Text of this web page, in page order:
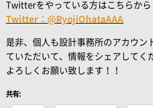
Twitterをやっている方はこちらから
Twitter：@RyojiOhataAAA
是非、個人も設計事務所のアカウン
ていただいて、情報をシェアしてく
よろしくお願い致します！！
共有: